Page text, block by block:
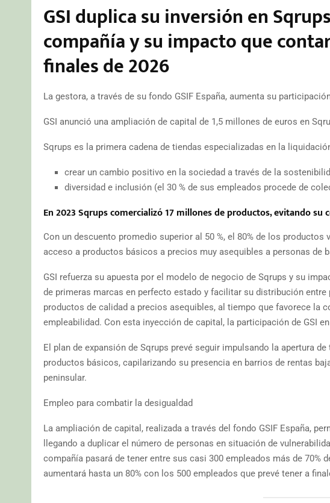
GSI duplica su inversión en
compañía y su impacto que
finales de 2026
La gestora, a través de su fondo GSIF España, aumenta su
GSI anunció una ampliación de capital de 1,5 millones de euros en
Sqrups es la primera cadena de tiendas especializadas en la
crear un cambio positivo en la sociedad a través de la
diversidad e inclusión (el 30 % de sus empleados procede de
En 2023 Sqrups comercializó 17 millones de productos, evitando su
Con un descuento promedio superior al 50 %, el 80% de los
acceso a productos básicos a precios muy asequibles a personas de
GSI refuerza su apuesta por el modelo de negocio de Sqrups y su
de primeras marcas en perfecto estado y facilitar su distribución
productos de calidad a precios asequibles, al tiempo que favorece la
empleabilidad. Con esta inyección de capital, la participación de GSI
El plan de expansión de Sqrups prevé seguir impulsando la apertura
productos básicos, capilarizando su presencia en barrios de rentas
peninsular.
Empleo para combatir la desigualdad
La ampliación de capital, realizada a través del fondo GSIF España,
llegando a duplicar el número de personas en situación de
compañía pasará de tener entre sus casi 300 empleados más de
aumentará hasta un 80% con los 500 empleados que prevé tener a